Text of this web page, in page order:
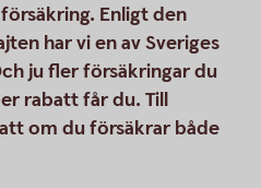
Enligt den
har vi en av Sveriges
ju fler försäkringar du
rabatt får du. Till
om du försäkrar både